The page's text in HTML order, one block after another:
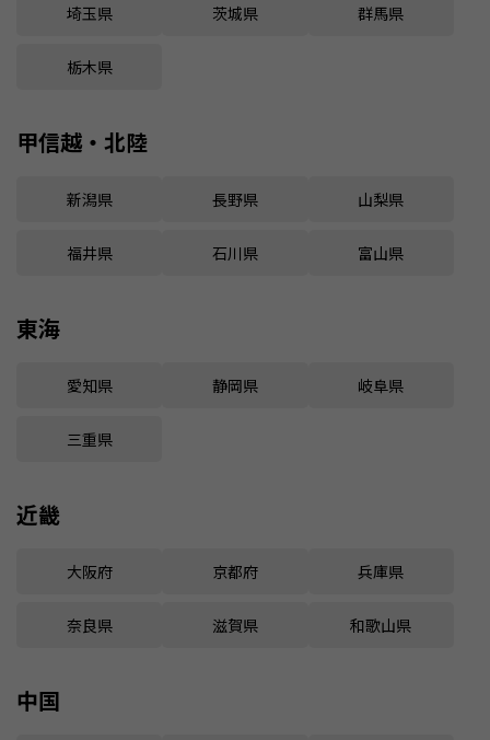
埼玉県 茨城県 群馬県
栃木県
甲信越・北陸
新潟県 長野県 山梨県
福井県 石川県 富山県
東海
愛知県 静岡県 岐阜県
三重県
近畿
大阪府 京都府 兵庫県
奈良県 滋賀県 和歌山県
中国